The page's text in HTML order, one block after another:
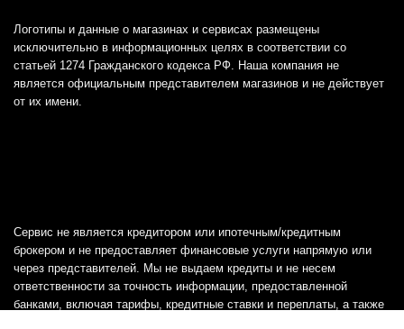
Логотипы и данные о магазинах и сервисах размещены
исключительно в информационных целях в соответствии со
статьей 1274 Гражданского кодекса РФ. Наша компания не
является официальным представителем магазинов и не действует
от их имени.
Сервис не является кредитором или ипотечным/кредитным
брокером и не предоставляет финансовые услуги напрямую или
через представителей. Мы не выдаем кредиты и не несем
ответственности за точность информации, предоставленной
банками, включая тарифы, кредитные ставки и переплаты, а также